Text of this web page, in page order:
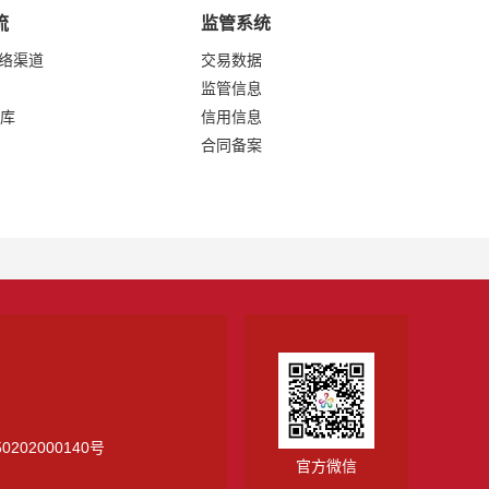
渠道
监管系统
交易数据
监管信息
信用信息
合同备案
号
官方微信